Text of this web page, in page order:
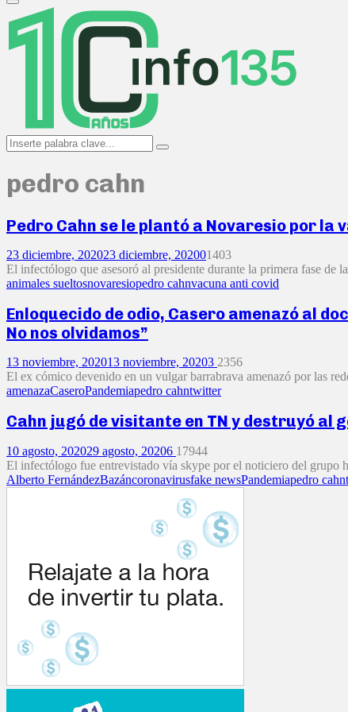
Primary
Menu
Search
for:
Search
pedro cahn
Pedro Cahn se le plantó a Novaresio por
23 diciembre, 202023 diciembre, 202001403
El infectólogo que asesoró al presidente durante la primera fase de
animales sueltosnovaresiopedro cahnvacuna anti covid
Enloquecido de odio, Casero amenazó al
No nos olvidamos”
13 noviembre, 202013 noviembre, 20203 2356
El ex cómico devenido en un vulgar barrabrava amenazó por las
amenazaCaseroPandemiapedro cahntwitter
Cahn jugó de visitante en TN y destruyó al
10 agosto, 202029 agosto, 20206 17944
El infectólogo fue entrevistado vía skype por el noticiero del grupo
Alberto FernándezBazáncoronavirusfake newsPandemiapedro cahn